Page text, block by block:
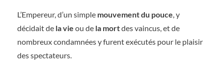
L’Empereur, d’un simple mouvement du pouce, y
décidait de la vie ou de la mortdes vaincus, et de
nombreux condamnées y furent exécutés pour le plaisir
des spectateurs.